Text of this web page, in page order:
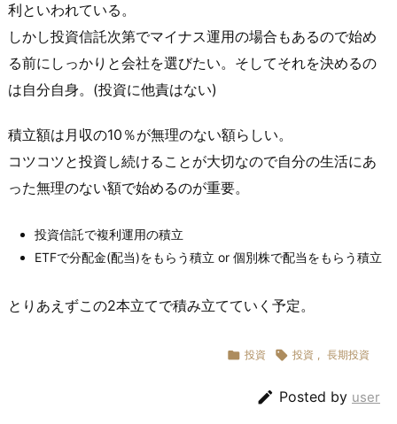
利といわれている。
しかし投資信託次第でマイナス運用の場合もあるので始め
る前にしっかりと会社を選びたい。そしてそれを決めるの
は自分自身。(投資に他責はない)
積立額は月収の10％が無理のない額らしい。
コツコツと投資し続けることが大切なので自分の生活にあ
った無理のない額で始めるのが重要。
投資信託で複利運用の積立
ETFで分配金(配当)をもらう積立 or 個別株で配当をもらう積立
とりあえずこの2本立てで積み立てていく予定。
 投資  投資 , 長期投資
 Posted by user